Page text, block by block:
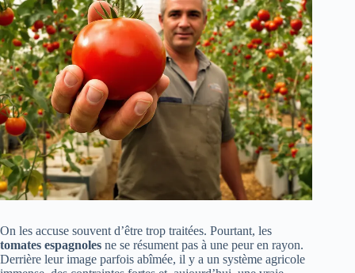
On les accuse souvent d’être trop traitées. Pourtant, les
tomates espagnoles ne se résument pas à une peur en rayon.
Derrière leur image parfois abîmée, il y a un système agricole